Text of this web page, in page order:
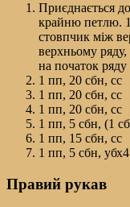
Приєднається
крайню петлю.
стовпчик між
верхньому
на початок ряду
1 пп, 20 сбн, сс
1 пп, 20 сбн, сс
1 пп, 20 сбн, сс
1 пп, 5 сбн, (1
1 пп, 15 сбн, сс
1 пп, 5 сбн,
Правий рукав